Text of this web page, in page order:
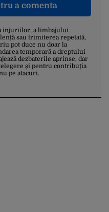
a comenta
injuriilor, a limbajului
sau trimiterea repetată,
pot duce nu doar la
temporară a dreptului
dezbaterile aprinse, dar
și pentru contribuția
pe atacuri.